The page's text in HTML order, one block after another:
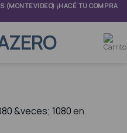
(MONTEVIDEO) ¡HACÉ TU COMPRA
&veces; 1080en